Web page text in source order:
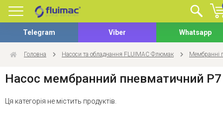
Telegram Viber Whatsapp
Головна Насоси та обладнання FLUIMAC Флюмак Мембранні
Насос мембранний пневматичний P7
Ця категорія не містить продуктів.